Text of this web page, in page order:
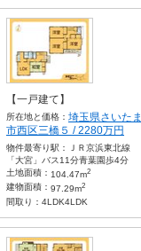
【一戸建て】
所在地と価格： 埼玉県さいたま
市西区三橋５ / 2280万円
物件最寄り駅：
ＪＲ京浜東北線
「大宮」バス11分青葉園歩4分
土地面積： 104.47m2
建物面積： 97.29m2
間取り： 4LDK4LDK